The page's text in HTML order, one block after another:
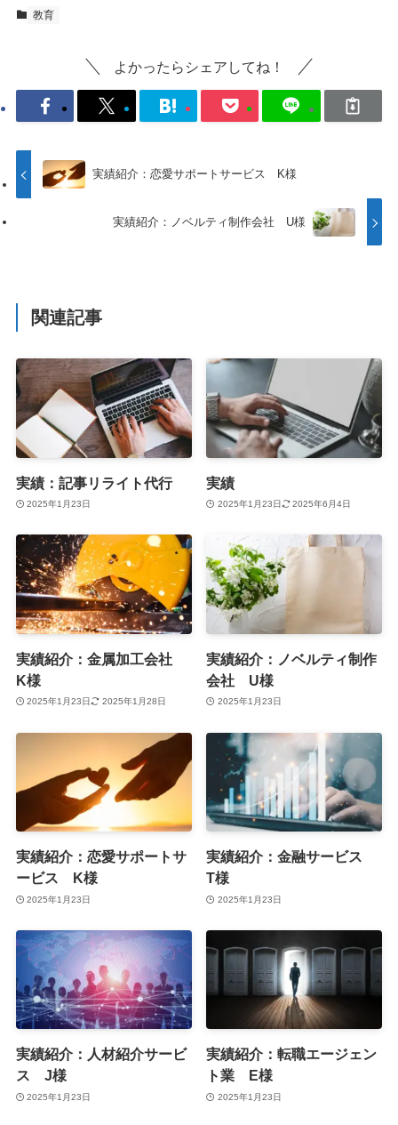
教育
よかったらシェアしてね！
実績紹介：恋愛サポートサービス K様
実績紹介：ノベルティ制作会社 U様
関連記事
実績：記事リライト代行
2025年1月23日
実績
2025年1月23日 2025年6月4日
実績紹介：金属加工会社
K様
2025年1月23日 2025年1月28日
実績紹介：ノベルティ制作
会社 U様
2025年1月23日
実績紹介：恋愛サポートサ
ービス K様
2025年1月23日
実績紹介：金融サービス
T様
2025年1月23日
実績紹介：人材紹介サービ
ス J様
2025年1月23日
実績紹介：転職エージェン
ト業 E様
2025年1月23日